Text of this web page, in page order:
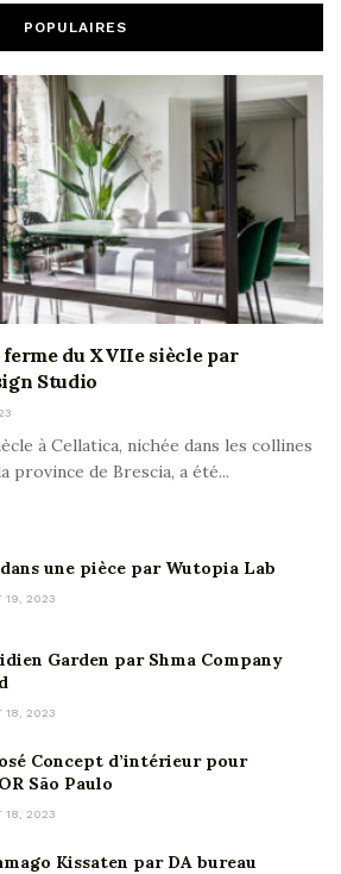
POPULAIRES
du XVIIe siècle par
Studio
à Cellatica, nichée dans les collines
province de Brescia, a été...
une pièce par Wutopia Lab
19, 2023
Garden par Shma Company
18, 2023
Concept d’intérieur pour
São Paulo
18, 2023
Kissaten par DA bureau